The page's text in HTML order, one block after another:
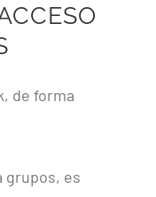
de forma
grupos, es